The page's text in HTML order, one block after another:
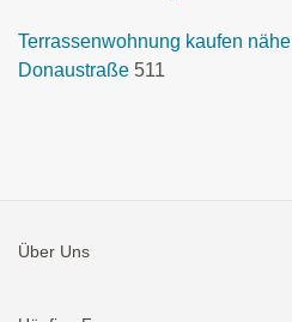
Terrassenwohnung kaufen
Donaustraße 511
Über Uns